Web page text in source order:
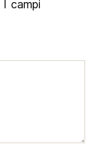
I campi